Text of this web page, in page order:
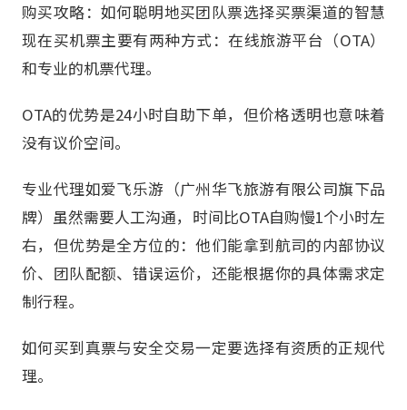
购买攻略：如何聪明地买团队票选择买票渠道的智慧
现在买机票主要有两种方式：在线旅游平台（OTA）
和专业的机票代理。
OTA的优势是24小时自助下单，但价格透明也意味着
没有议价空间。
专业代理如爱飞乐游（广州华飞旅游有限公司旗下品
牌）虽然需要人工沟通，时间比OTA自购慢1个小时左
右，但优势是全方位的：他们能拿到航司的内部协议
价、团队配额、错误运价，还能根据你的具体需求定
制行程。
如何买到真票与安全交易一定要选择有资质的正规代
理。